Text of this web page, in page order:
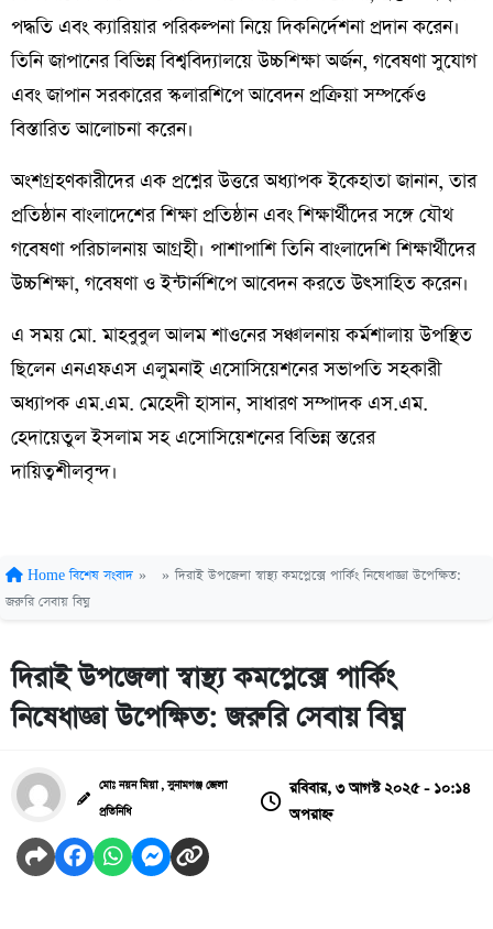
পদ্ধতি এবং ক্যারিয়ার পরিকল্পনা নিয়ে দিকনির্দেশনা প্রদান করেন।
তিনি জাপানের বিভিন্ন বিশ্ববিদ্যালয়ে উচ্চশিক্ষা অর্জন, গবেষণা সুযোগ
এবং জাপান সরকারের স্কলারশিপে আবেদন প্রক্রিয়া সম্পর্কেও
বিস্তারিত আলোচনা করেন।
অংশগ্রহণকারীদের এক প্রশ্নের উত্তরে অধ্যাপক ইকেহাতা জানান, তার
প্রতিষ্ঠান বাংলাদেশের শিক্ষা প্রতিষ্ঠান এবং শিক্ষার্থীদের সঙ্গে যৌথ
গবেষণা পরিচালনায় আগ্রহী। পাশাপাশি তিনি বাংলাদেশি শিক্ষার্থীদের
উচ্চশিক্ষা, গবেষণা ও ইন্টার্নশিপে আবেদন করতে উৎসাহিত করেন।
এ সময় মো. মাহবুবুল আলম শাওনের সঞ্চালনায় কর্মশালায় উপস্থিত
ছিলেন এনএফএস এলুমনাই এসোসিয়েশনের সভাপতি সহকারী
অধ্যাপক এম.এম. মেহেদী হাসান, সাধারণ সম্পাদক এস.এম.
হেদায়েতুল ইসলাম সহ এসোসিয়েশনের বিভিন্ন স্তরের
দায়িত্বশীলবৃন্দ।
Home বিশেষ সংবাদ » » দিরাই উপজেলা স্বাস্থ্য কমপ্লেক্সে পার্কিং নিষেধাজ্ঞা উপেক্ষিত:
জরুরি সেবায় বিঘ্ন
দিরাই উপজেলা স্বাস্থ্য কমপ্লেক্সে পার্কিং
নিষেধাজ্ঞা উপেক্ষিত: জরুরি সেবায় বিঘ্ন
মোঃ নয়ন মিয়া , সুনামগঞ্জ জেলা
প্রতিনিধি
রবিবার, ৩ আগস্ট ২০২৫ - ১০:১৪
অপরাহ্ন